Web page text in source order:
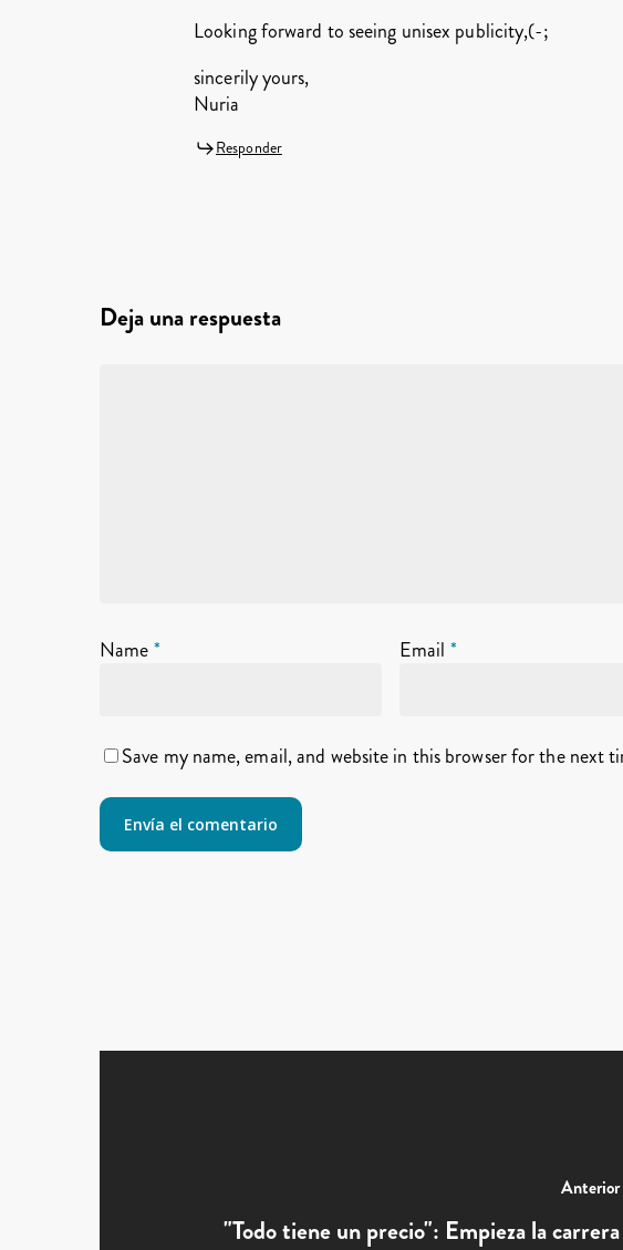
Looking forward to seeing unisex publicity,(-;
sincerily yours,
Nuria
Responder
Deja una respuesta
Name* Email *
Save my name, email, and website in this browser for the next
Anterior
"Todo tiene un precio": Empieza la carrera